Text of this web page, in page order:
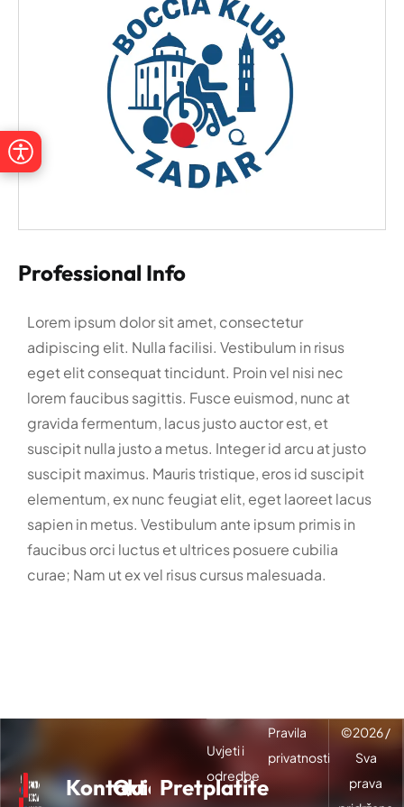
Professional Info
Lorem ipsum dolor sit amet, consectetur
adipiscing elit. Nulla facilisi. Vestibulum in risus
eget elit consequat tincidunt. Proin vel nisi nec
lorem faucibus sagittis. Fusce euismod, nunc at
gravida fermentum, lacus justo auctor est, et
suscipit nulla justo a metus. Integer id arcu at justo
suscipit maximus. Mauris tristique, eros id suscipit
elementum, ex nunc feugiat elit, eget laoreet lacus
sapien in metus. Vestibulum ante ipsum primis in
faucibus orci luctus et ultrices posuere cubilia
curae; Nam ut ex vel risus cursus malesuada.
Kontakt
QuickPretplatite
Uvjeti i
odredbe
©2026/
Sva
prava
Pravila
privatnosti